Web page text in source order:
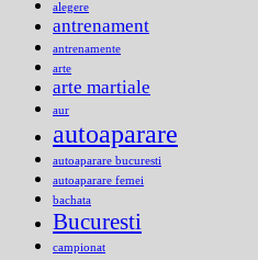
alegere
antrenament
antrenamente
arte
arte martiale
aur
autoaparare
autoaparare bucuresti
autoaparare femei
bachata
Bucuresti
campionat